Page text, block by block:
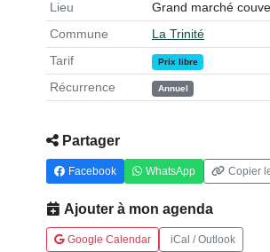
Lieu
Grand marché
Commune
La Trinité
Tarif
Prix libre
Récurrence Annuel
Partager
Facebook WhatsApp Copier
Ajouter à mon agenda
Google Calendar iCal / Outlook